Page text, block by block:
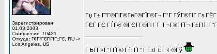
Зарегистрирован:
01.03.2003
Сообщения: 10421
Откуда: Г€Г°ГЄГіГІГ±ГЄ, RU ->
Los Angeles, US
Гџ Г± Г”Г®ГІГ®ГёГ®ГЇГ®Г¬ Г°Г ГЎГ®ГІГ Гѕ
ГЄГ ГЄ ГЃГ«Г®ГЄГ­Г®ГІ Г­Г Г¬Г®ГҐГ¬ Г±ГІГ
ГЂГ­Г¤Г°ГҐГ© ГѓГҐГ°Г Г±ГЁГ¬Г®Гў